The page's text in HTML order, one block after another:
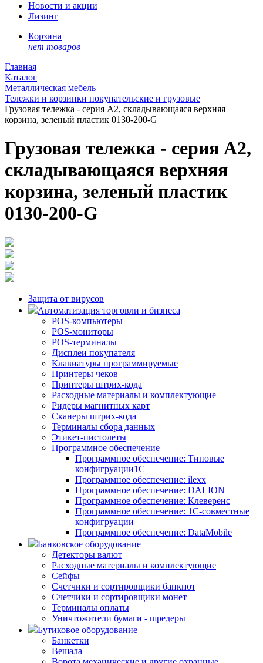
Новости и акции
Лизинг
Корзина
нет товаров
Главная
Каталог
Металлическая мебель
Тележки и корзинки покупательские и грузовые
Грузовая тележка - серия А2, складывающаяся верхняя
корзина, зеленый пластик 0130-200-G
Грузовая тележка - серия А2,
складывающаяся верхняя
корзина, зеленый пластик
0130-200-G
Защита от вирусов
Автоматизация торговли и бизнеса
POS-компьютеры
POS-мониторы
POS-терминалы
Дисплеи покупателя
Клавиатуры программируемые
Принтеры чеков
Принтеры штрих-кода
Расходные материалы и комплектующие
Ридеры магнитных карт
Сканеры штрих-кода
Терминалы сбора данных
Этикет-пистолеты
Программное обеспечение
Программное обеспечение: Типовые
конфигруации1С
Программное обеспечение: ilexx
Программное обеспечение: DALION
Программное обеспечение: Клеверенс
Программное обеспечение: 1С-совместные
конфигруации
Программное обеспечение: DataMobile
Банковское оборудование
Детекторы валют
Расходные материалы и комплектующие
Сейфы
Счетчики и сортировщики банкнот
Счетчики и сортировщики монет
Терминалы оплаты
Уничтожители бумаги - шредеры
Бутиковое оборудование
Банкетки
Вешала